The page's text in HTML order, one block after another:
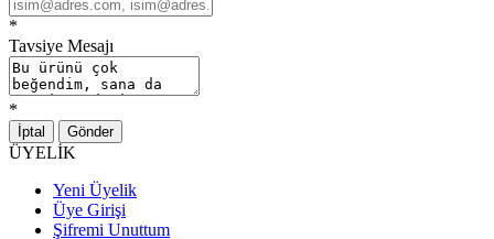
*
Tavsiye Mesajı
*
İptal Gönder
ÜYELİK
Yeni Üyelik
Üye Girişi
Şifremi Unuttum